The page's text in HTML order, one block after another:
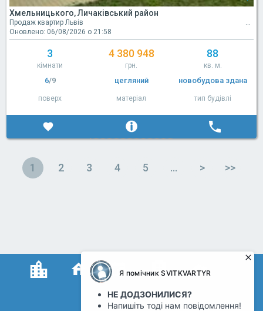
Хмельницького, Личаківський район
Продаж квартир Львів
Оновлено: 06/08/2026 о 21:58
3
кімнати
4 380 948
грн.
88
кв. м.
6/9
поверх
цегляний
матеріал
новобудова здана
тип будівлі
1 2 3 4 5 … > >>